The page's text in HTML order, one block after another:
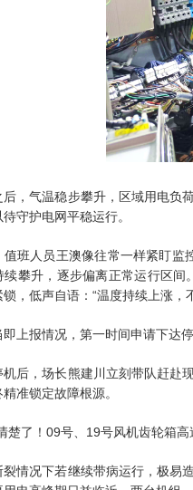
后，气温稳步攀升，区域用电负
守护电网平稳运行。
值班人员王澳像往常一样紧盯监
续攀升，逐步偏离正常运行区
，低声自语：“温度持续上涨
即上报情况，第一时间申请下达
机后，场长熊建川立刻带队赶赴
准锁定故障根源。
楚了！09号、19号风机齿轮箱
裂情况下若继续带病运行，极易